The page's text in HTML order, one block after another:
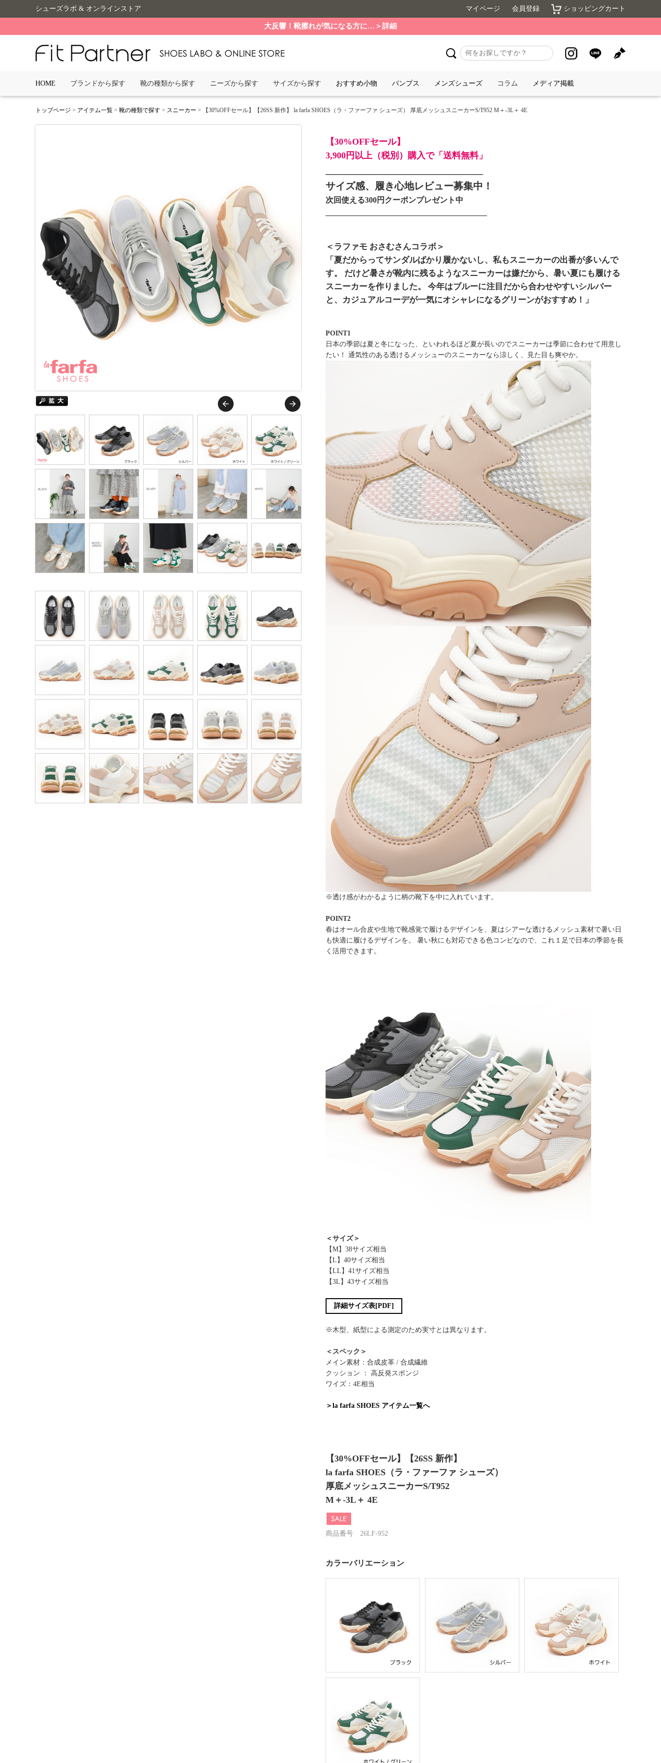
シューズラボ & オンラインストア マイページ 会員登録 ショッピングカート
大反響！靴擦れが気になる方に…＞詳細
HOME ブランドから探す 靴の種類から探す ニーズから探す サイズから探す おすすめ小物 パンプス メンズシューズ コラム メディア掲載
トップページ > アイテム一覧 > 靴の種類で探す > スニーカー > 【30%OFFセール】【26SS 新作】 la farfa SHOES（ラ・ファーファ シューズ） 厚底メッシュスニーカーS/T952 M＋-3L＋ 4E
【30%OFFセール】
3,900円以上（税別）購入で「送料無料」
サイズ感、履き心地レビュー募集中！
次回使える300円クーポンプレゼント中
＜ラファモ おさむさんコラボ＞
「夏だからってサンダルばかり履かないし、私もスニーカーの出番が多いんで
す。 だけど暑さが靴内に残るようなスニーカーは嫌だから、暑い夏にも履ける
スニーカーを作りました。 今年はブルーに注目だから合わせやすいシルバー
と、カジュアルコーデが一気にオシャレになるグリーンがおすすめ！」
POINT1
日本の季節は夏と冬になった、といわれるほど夏が長いのでスニーカーは季節に合わせて用意し
たい！ 通気性のある透けるメッシューのスニーカーなら涼しく、見た目も爽やか。
※透け感がわかるように柄の靴下を中に入れています。
POINT2
春はオール合皮や生地で靴感覚で履けるデザインを、夏はシアーな透けるメッシュ素材で暑い日
も快適に履けるデザインを。 暑い秋にも対応できる色コンビなので、これ１足で日本の季節を長
く活用できます。
＜サイズ＞
【M】38サイズ相当
【L】40サイズ相当
【LL】41サイズ相当
【3L】43サイズ相当
詳細サイズ表[PDF]
※木型、紙型による測定のため実寸とは異なります。
＜スペック＞
メイン素材：合成皮革 / 合成繊維
クッション ： 高反発スポンジ
ワイズ：4E相当
＞la farfa SHOES アイテム一覧へ
【30%OFFセール】【26SS 新作】
la farfa SHOES（ラ・ファーファ シューズ）
厚底メッシュスニーカーS/T952
M＋-3L＋ 4E
商品番号 26LF-952
カラーバリエーション